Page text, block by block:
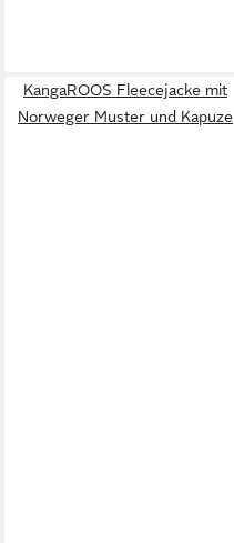
KangaROOS Fleecejacke mit
Norweger Muster und Kapuze